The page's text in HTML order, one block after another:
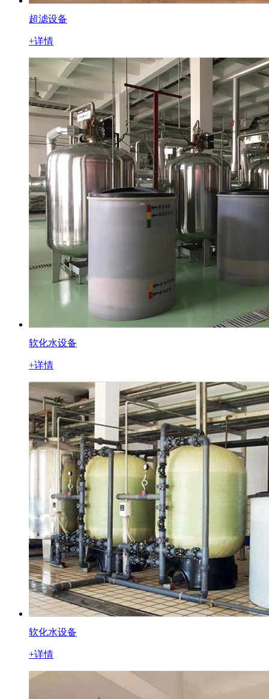
超滤设备
+详情
软化水设备
+详情
软化水设备
+详情